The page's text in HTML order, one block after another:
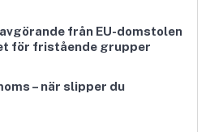
från EU-domstolen
för fristående grupper
– när slipper du